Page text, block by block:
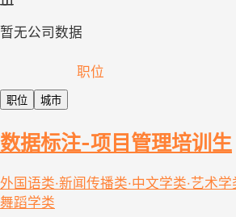
暂无公司数据
职位
职位 城市
数据标注-项目管理培训生
外国语类·新闻传播类·中文学类·艺术
舞蹈学类